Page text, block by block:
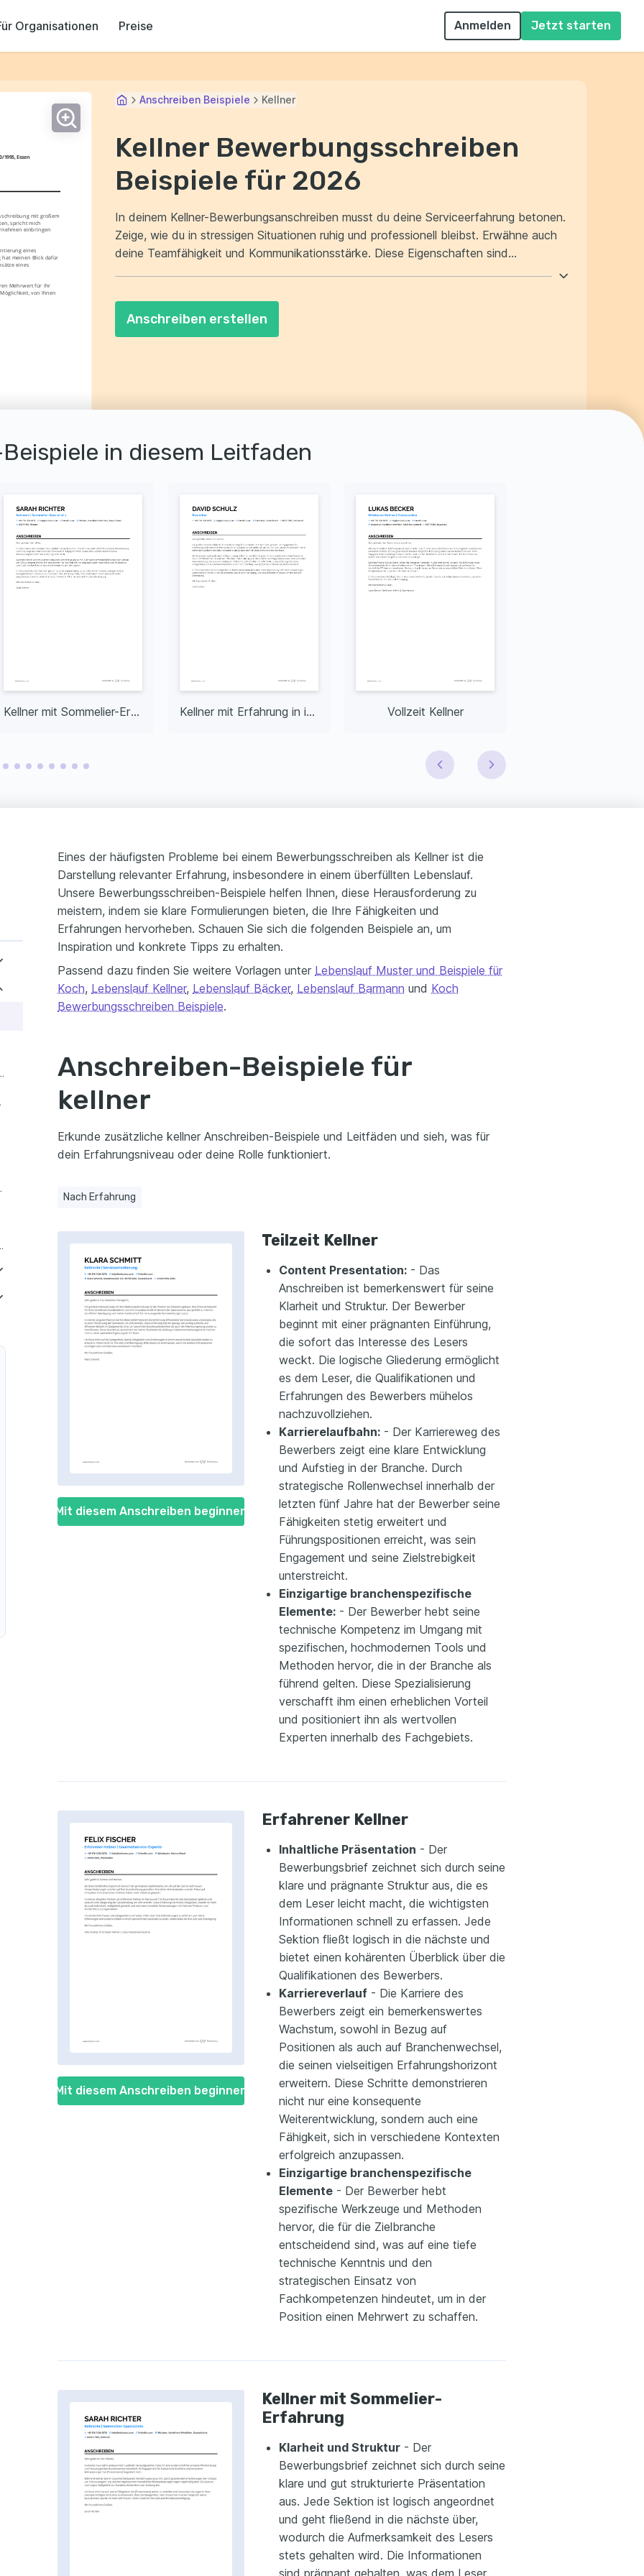
Organisationen Preise Anmelden Jetzt starten
1995, Essen
mit großem
spricht mich
einbringen
eines
hat meinen Blick dafür
eines
Mehrwert für Ihr
von Ihnen
Anschreiben Beispiele Kellner
Kellner Bewerbungsschreiben
Beispiele für 2026
In deinem Kellner-Bewerbungsanschreiben musst du deine Serviceerfahrung betonen.
Zeige, wie du in stressigen Situationen ruhig und professionell bleibst. Erwähne auch
deine Teamfähigkeit und Kommunikationsstärke. Diese Eigenschaften sind
Anschreiben erstellen
in diesem Leitfaden
Kellner mit Sommelier-Erfahrung Kellner mit Erfahrung in internationaler Küche Vollzeit Kellner
Erfahrung
Eines der häufigsten Probleme bei einem Bewerbungsschreiben als Kellner ist die
Darstellung relevanter Erfahrung, insbesondere in einem überfüllten Lebenslauf.
Unsere Bewerbungsschreiben-Beispiele helfen Ihnen, diese Herausforderung zu
meistern, indem sie klare Formulierungen bieten, die Ihre Fähigkeiten und
Erfahrungen hervorheben. Schauen Sie sich die folgenden Beispiele an, um
Inspiration und konkrete Tipps zu erhalten.
Passend dazu finden Sie weitere Vorlagen unter Lebenslauf Muster und Beispiele für
Koch, Lebenslauf Kellner, Lebenslauf Bäcker, Lebenslauf Barmann und Koch
Bewerbungsschreiben Beispiele.
Anschreiben-Beispiele für
kellner
Erkunde zusätzliche kellner Anschreiben-Beispiele und Leitfäden und sieh, was für
dein Erfahrungsniveau oder deine Rolle funktioniert.
Nach Erfahrung
Mit diesem Anschreiben beginnen
Teilzeit Kellner
Content Presentation: - Das
Anschreiben ist bemerkenswert für seine
Klarheit und Struktur. Der Bewerber
beginnt mit einer prägnanten Einführung,
die sofort das Interesse des Lesers
weckt. Die logische Gliederung ermöglicht
es dem Leser, die Qualifikationen und
Erfahrungen des Bewerbers mühelos
nachzuvollziehen.
Karrierelaufbahn: - Der Karriereweg des
Bewerbers zeigt eine klare Entwicklung
und Aufstieg in der Branche. Durch
strategische Rollenwechsel innerhalb der
letzten fünf Jahre hat der Bewerber seine
Fähigkeiten stetig erweitert und
Führungspositionen erreicht, was sein
Engagement und seine Zielstrebigkeit
unterstreicht.
Einzigartige branchenspezifische
Elemente: - Der Bewerber hebt seine
technische Kompetenz im Umgang mit
spezifischen, hochmodernen Tools und
Methoden hervor, die in der Branche als
führend gelten. Diese Spezialisierung
verschafft ihm einen erheblichen Vorteil
und positioniert ihn als wertvollen
Experten innerhalb des Fachgebiets.
Mit diesem Anschreiben beginnen
Erfahrener Kellner
Inhaltliche Präsentation - Der
Bewerbungsbrief zeichnet sich durch seine
klare und prägnante Struktur aus, die es
dem Leser leicht macht, die wichtigsten
Informationen schnell zu erfassen. Jede
Sektion fließt logisch in die nächste und
bietet einen kohärenten Überblick über die
Qualifikationen des Bewerbers.
Karriereverlauf - Die Karriere des
Bewerbers zeigt ein bemerkenswertes
Wachstum, sowohl in Bezug auf
Positionen als auch auf Branchenwechsel,
die seinen vielseitigen Erfahrungshorizont
erweitern. Diese Schritte demonstrieren
nicht nur eine konsequente
Weiterentwicklung, sondern auch eine
Fähigkeit, sich in verschiedene Kontexten
erfolgreich anzupassen.
Einzigartige branchenspezifische
Elemente - Der Bewerber hebt
spezifische Werkzeuge und Methoden
hervor, die für die Zielbranche
entscheidend sind, was auf eine tiefe
technische Kenntnis und den
strategischen Einsatz von
Fachkompetenzen hindeutet, um in der
Position einen Mehrwert zu schaffen.
Kellner mit Sommelier-
Erfahrung
Klarheit und Struktur - Der
Bewerbungsbrief zeichnet sich durch seine
klare und gut strukturierte Präsentation
aus. Jede Sektion ist logisch angeordnet
und geht fließend in die nächste über,
wodurch die Aufmerksamkeit des Lesers
stets gehalten wird. Die Informationen